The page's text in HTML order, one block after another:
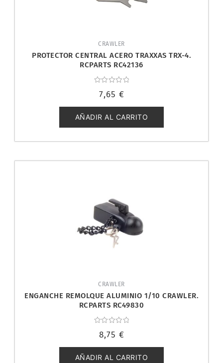
CRAWLER
PROTECTOR CENTRAL ACERO TRAXXAS TRX-4.
RCPARTS RC42136
con
de
5
7,65 €
AÑADIR AL CARRITO
CRAWLER
ENGANCHE REMOLQUE ALUMINIO 1/10 CRAWLER.
RCPARTS RC49830
con
de
5
8,75 €
AÑADIR AL CARRITO